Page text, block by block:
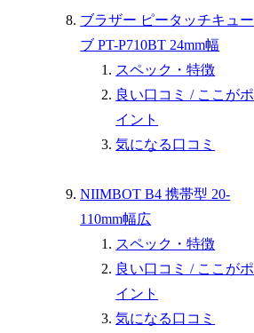
ブラザー ピータッチキュー
ブ PT-P710BT 24mm幅
スペック・特徴
良い口コミ / ここがポ
イント
気になる口コミ
NIIMBOT B4 携帯型 20-
110mm幅広
スペック・特徴
良い口コミ / ここがポ
イント
気になる口コミ